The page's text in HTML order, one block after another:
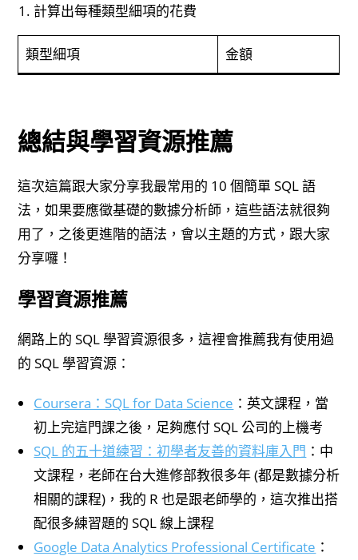
計算出每種類型細項的花費
類型細項 金額
總結與學習資源推薦
這次這篇跟大家分享我最常用的 10 個簡單 SQL 語
法，如果要應徵基礎的數據分析師，這些語法就很夠
用了，之後更進階的語法，會以主題的方式，跟大家
分享囉！
學習資源推薦
網路上的 SQL 學習資源很多，這裡會推薦我有使用過
的 SQL 學習資源：
Coursera：SQL for Data Science ：英文課程，當
初上完這門課之後，足夠應付 SQL 公司的上機考
SQL 的五十道練習：初學者友善的資料庫入門 ：中
文課程，老師在台大進修部教很多年 (都是數據分析
相關的課程)，我的 R 也是跟老師學的，這次推出搭
配很多練習題的 SQL 線上課程
Google Data Analytics Professional Certificate ：